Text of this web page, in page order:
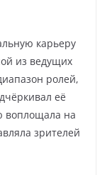
карьеру
из ведущих
ролей,
её
воплощала на
зрителей